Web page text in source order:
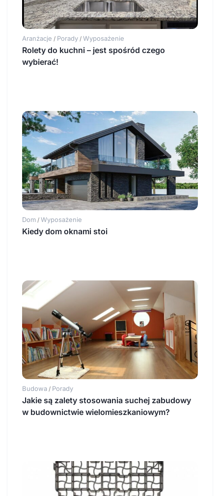
Aranżacje / Porady / Wyposażenie
Rolety do kuchni – jest spośród czego
wybierać!
Dom / Wyposażenie
Kiedy dom oknami stoi
Budowa / Porady
Jakie są zalety stosowania suchej zabudowy
w budownictwie wielomieszkaniowym?